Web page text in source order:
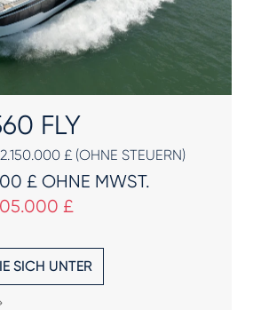
FLY
£ (OHNE STEUERN)
£ OHNE MWST.
£
SICH UNTER